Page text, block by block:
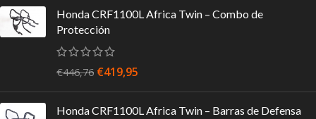
Honda CRF1100L Africa Twin – Combo de
Protección
€446,76 €419,95
Honda CRF1100L Africa Twin – Barras de Defensa